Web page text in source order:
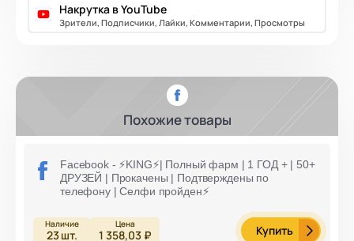
Накрутка в YouTube
Зрители, Подписчики, Лайки, Комментарии, Просмотры
Похожие товары
Facebook - ⚡️KING⚡️| Полный фарм | 1 ГОД + | 50+
ДРУЗЕЙ | Прокачены | Подтверждены по
телефону | Селфи пройден⚡️
23шт. 1 358,03 ₽ Купить